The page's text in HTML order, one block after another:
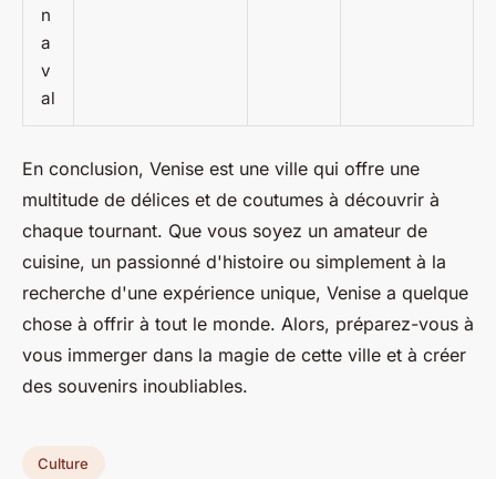
n
a
v
al
En conclusion, Venise est une ville qui offre une
multitude de délices et de coutumes à découvrir à
chaque tournant. Que vous soyez un amateur de
cuisine, un passionné d'histoire ou simplement à la
recherche d'une expérience unique, Venise a quelque
chose à offrir à tout le monde. Alors, préparez-vous à
vous immerger dans la magie de cette ville et à créer
des souvenirs inoubliables.
Culture